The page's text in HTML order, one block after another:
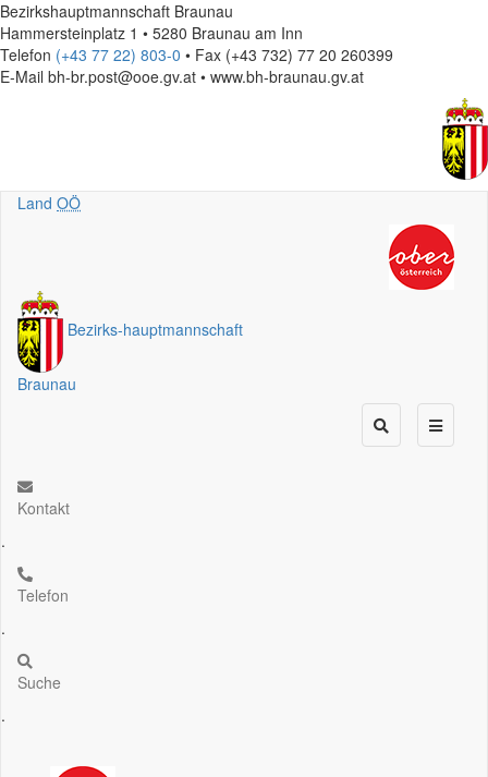
Bezirkshauptmannschaft Braunau
Hammersteinplatz 1 • 5280 Braunau am Inn
Telefon (+43 77 22) 803-0 • Fax (+43 732) 77 20 260399
E-Mail bh-br.post@ooe.gv.at • www.bh-braunau.gv.at
Land OÖ
Bezirks-hauptmannschaft
Braunau
Kontakt
.
Telefon
.
Suche
.